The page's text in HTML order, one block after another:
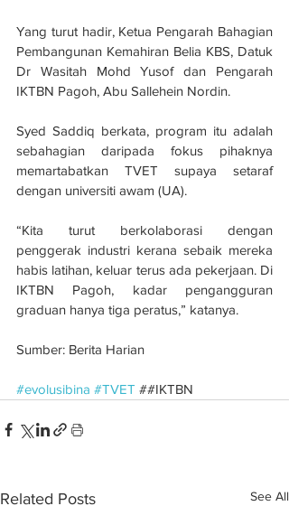
Yang turut hadir, Ketua Pengarah Bahagian
Pembangunan Kemahiran Belia KBS, Datuk
Dr Wasitah Mohd Yusof dan Pengarah
IKTBN Pagoh, Abu Sallehein Nordin.
Syed Saddiq berkata, program itu adalah
sebahagian daripada fokus pihaknya
memartabatkan TVET supaya setaraf
dengan universiti awam (UA).
“Kita turut berkolaborasi dengan
penggerak industri kerana sebaik mereka
habis latihan, keluar terus ada pekerjaan. Di
IKTBN Pagoh, kadar pengangguran
graduan hanya tiga peratus,” katanya.
Sumber: Berita Harian
#evolusibina #TVET ##IKTBN
Related Posts See All